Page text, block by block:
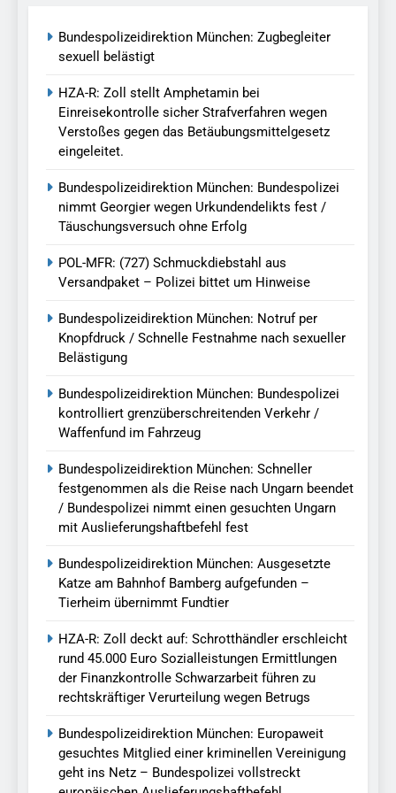
Bundespolizeidirektion München: Zugbegleiter
sexuell belästigt
HZA-R: Zoll stellt Amphetamin bei
Einreisekontrolle sicher Strafverfahren wegen
Verstoßes gegen das Betäubungsmittelgesetz
eingeleitet.
Bundespolizeidirektion München: Bundespolizei
nimmt Georgier wegen Urkundendelikts fest /
Täuschungsversuch ohne Erfolg
POL-MFR: (727) Schmuckdiebstahl aus
Versandpaket – Polizei bittet um Hinweise
Bundespolizeidirektion München: Notruf per
Knopfdruck / Schnelle Festnahme nach sexueller
Belästigung
Bundespolizeidirektion München: Bundespolizei
kontrolliert grenzüberschreitenden Verkehr /
Waffenfund im Fahrzeug
Bundespolizeidirektion München: Schneller
festgenommen als die Reise nach Ungarn beendet
/ Bundespolizei nimmt einen gesuchten Ungarn
mit Auslieferungshaftbefehl fest
Bundespolizeidirektion München: Ausgesetzte
Katze am Bahnhof Bamberg aufgefunden –
Tierheim übernimmt Fundtier
HZA-R: Zoll deckt auf: Schrotthändler erschleicht
rund 45.000 Euro Sozialleistungen Ermittlungen
der Finanzkontrolle Schwarzarbeit führen zu
rechtskräftiger Verurteilung wegen Betrugs
Bundespolizeidirektion München: Europaweit
gesuchtes Mitglied einer kriminellen Vereinigung
geht ins Netz – Bundespolizei vollstreckt